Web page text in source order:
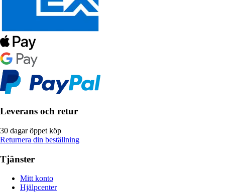
Leverans och retur
30 dagar öppet köp
Returnera din beställning
Tjänster
Mitt konto
Hjälpcenter